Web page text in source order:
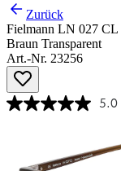
Zurück
Fielmann LN 027 CL
Braun Transparent
Art.-Nr. 23256
5.0